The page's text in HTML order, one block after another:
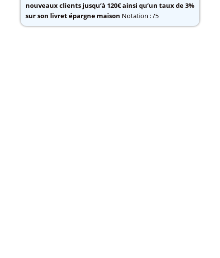
nouveaux clients jusqu’à 120€ ainsi qu’un taux de 3%
sur son livret épargne maison Notation : /5